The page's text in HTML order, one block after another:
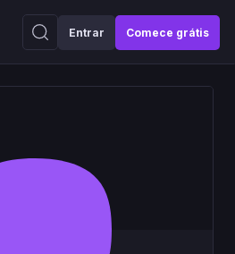
Entrar Comece grátis